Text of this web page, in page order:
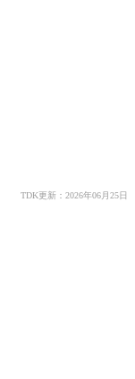
TDK更新：2026年06月25日